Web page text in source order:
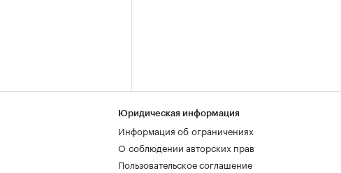
Юридическая информация
Информация об ограничениях
О соблюдении авторских прав
Пользовательское соглашение